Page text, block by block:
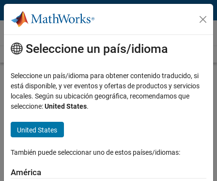
Saltar al contenido
Vídeos
Videos Home Search
Play
Description
Recorded: 3 Mar 2016
Related Resources
Seleccione un país/idioma
Seleccione un país/idioma para obtener contenido traducido, si
está disponible, y ver eventos y ofertas de productos y servicios
locales. Según su ubicación geográfica, recomendamos que
seleccione:United States.
United States
También puede seleccionar uno de estos países/idiomas:
América